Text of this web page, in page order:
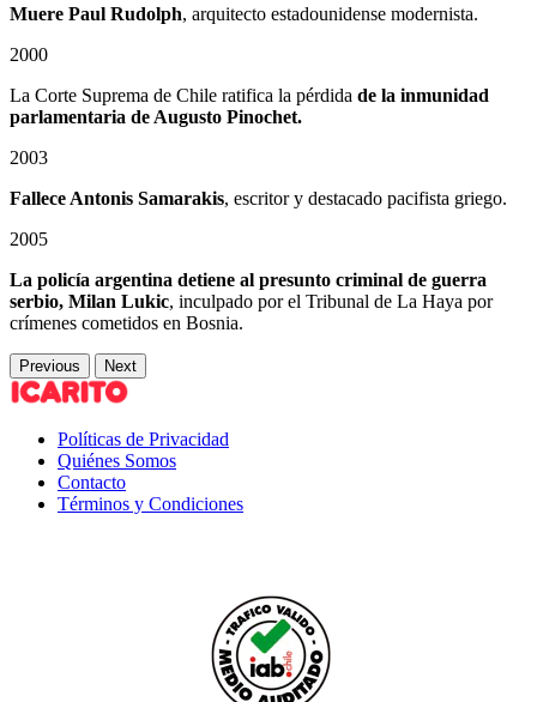
Muere Paul Rudolph, arquitecto estadounidense modernista.
2000
La Corte Suprema de Chile ratifica la pérdida de la inmunidad
parlamentaria de Augusto Pinochet.
2003
Fallece Antonis Samarakis, escritor y destacado pacifista griego.
2005
La policía argentina detiene al presunto criminal de guerra
serbio, Milan Lukic, inculpado por el Tribunal de La Haya por
crímenes cometidos en Bosnia.
Previous Next
Políticas de Privacidad
Quiénes Somos
Contacto
Términos y Condiciones